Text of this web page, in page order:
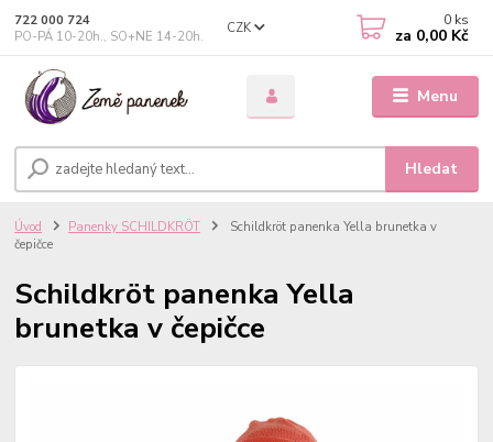
Menu
CZK
Hledat
722 000 724
PO-PÁ 10-20h., SO+NE 14-20h.
0 ks
za 0,00 Kč
Úvod Panenky SCHILDKRÖT
Schildkröt panenka Yella brunetka v
čepičce
Schildkröt panenka Yella
brunetka v čepičce